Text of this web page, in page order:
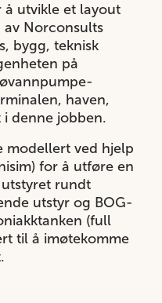
utvikle et layout
av Norconsults
bygg, teknisk
på
haven,
i denne jobben.
modellert ved hjelp
for å utføre en
rundt
utstyr og BOG-
(full
til å imøtekomme